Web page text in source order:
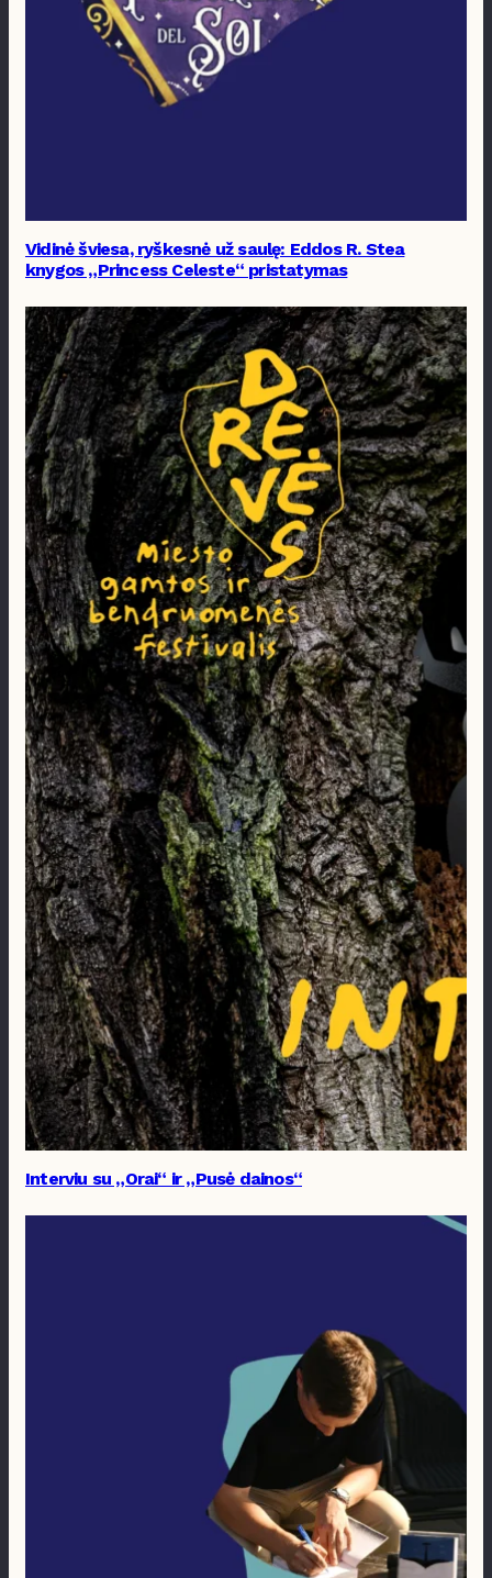
Vidinė šviesa, ryškesnė už saulę: Eddos R. Stea
knygos „Princess Celeste“ pristatymas
Interviu su „Orai“ ir „Pusė dainos“